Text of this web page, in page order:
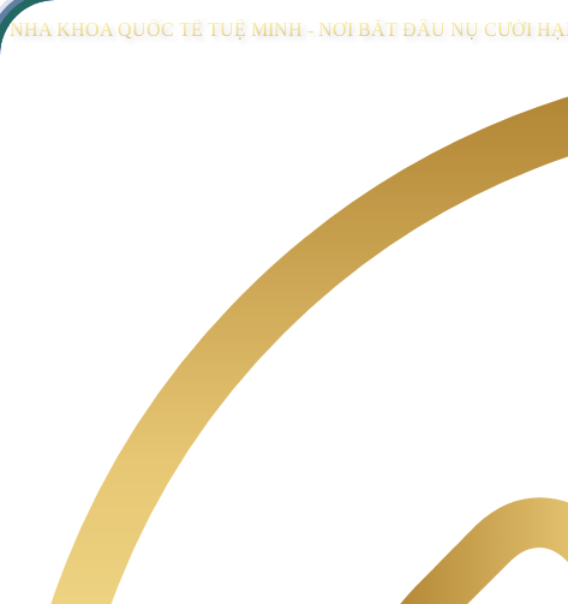
NHA KHOA QUỐC TẾ TUỆ MINH - NƠI BẮT ĐẦU NỤ CƯỜI